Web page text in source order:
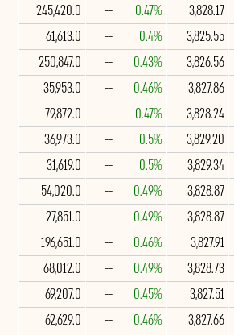
3,828.17
0.47%
--
245,420.0
3,825.55
0.4%
--
61,613.0
3,826.56
0.43%
--
250,847.0
3,827.86
0.46%
--
35,953.0
3,828.24
0.47%
--
79,872.0
3,829.20
0.5%
--
36,973.0
3,829.34
0.5%
--
31,619.0
3,828.87
0.49%
--
54,020.0
3,828.87
0.49%
--
27,851.0
3,827.91
0.46%
--
196,651.0
3,828.73
0.49%
--
68,012.0
3,827.51
0.45%
--
69,207.0
3,827.66
0.46%
--
62,629.0